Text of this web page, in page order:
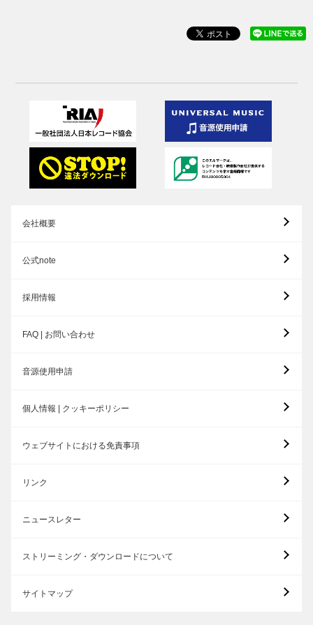
会社概要
公式note
採用情報
FAQ | お問い合わせ
音源使用申請
個人情報 | クッキーポリシー
ウェブサイトにおける免責事項
リンク
ニュースレター
ストリーミング・ダウンロードについて
サイトマップ